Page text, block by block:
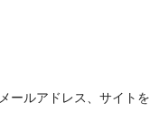
ールアドレス、サイトを